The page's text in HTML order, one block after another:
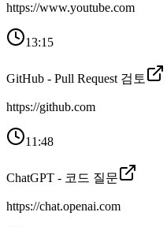
https://www.youtube.com
13:15
GitHub - Pull Request 검토
https://github.com
11:48
ChatGPT - 코드 질문
https://chat.openai.com